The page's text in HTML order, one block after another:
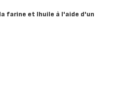
farine et lhuile à l'aide d'un